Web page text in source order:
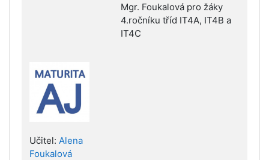
Mgr. Foukalová pro žáky
4.ročníku tříd IT4A, IT4B a
IT4C
Učitel: Alena
Foukalová